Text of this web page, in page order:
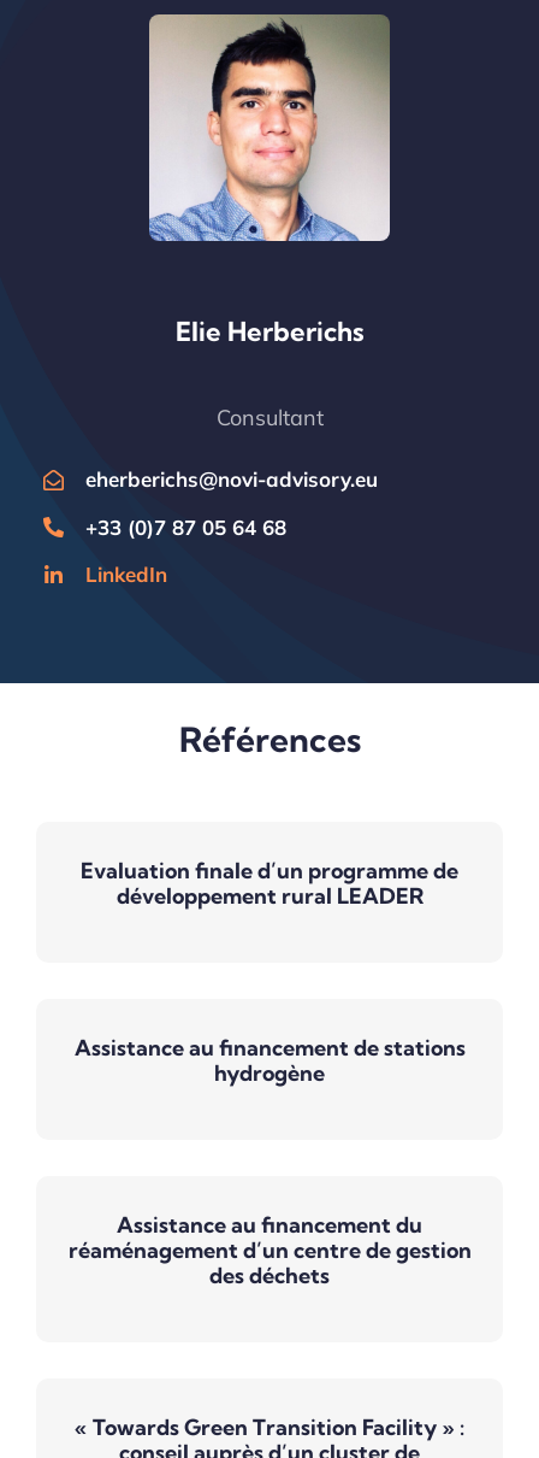
Elie Herberichs
Consultant
eherberichs@novi-advisory.eu
+33 (0)7 87 05 64 68
LinkedIn
Références
Evaluation finale d’un programme de
développement rural LEADER
Assistance au financement de stations
hydrogène
Assistance au financement du
réaménagement d’un centre de gestion
des déchets
« Towards Green Transition Facility » :